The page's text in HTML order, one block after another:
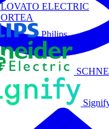
LOVATO ELECTRIC
ORTEA
Philips